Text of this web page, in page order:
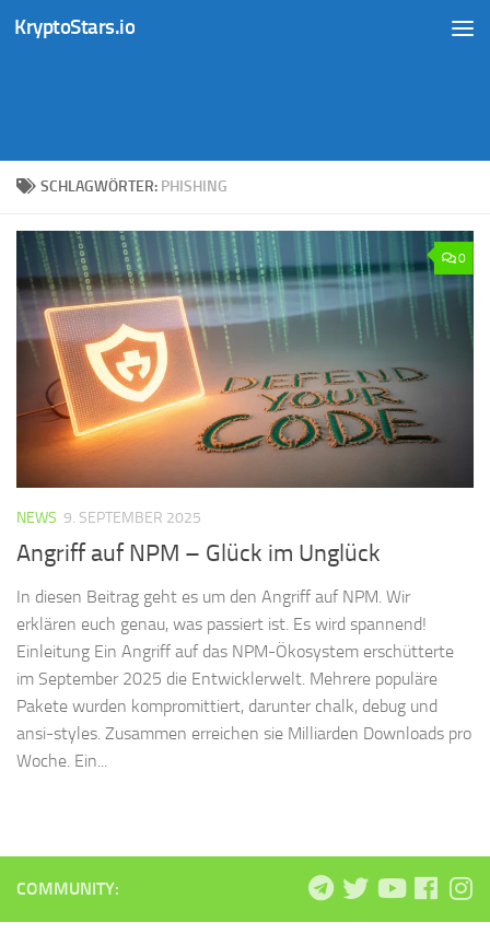
Zum Inhalt springen
KryptoStars.io
SCHLAGWÖRTER: PHISHING
0
NEWS 9. SEPTEMBER 2025
Angriff auf NPM – Glück im Unglück
In diesen Beitrag geht es um den Angriff auf NPM. Wir
erklären euch genau, was passiert ist. Es wird spannend!
Einleitung Ein Angriff auf das NPM-Ökosystem erschütterte
im September 2025 die Entwicklerwelt. Mehrere populäre
Pakete wurden kompromittiert, darunter chalk, debug und
ansi-styles. Zusammen erreichen sie Milliarden Downloads pro
Woche. Ein...
COMMUNITY: